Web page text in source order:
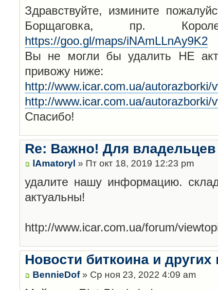
Здравствуйте, измините
Борщаговка, пр.
https://goo.gl/maps/iNAmLLnAy9K2
Вы не могли бы удалить НЕ
привожу ниже:
http://www.icar.com.ua/autorazborki/
http://www.icar.com.ua/autorazborki/
Спасибо!
Re: Важно! Для владельцев
lAmatoryl » Пт окт 18, 2019 12:23 pm
удалите нашу информацию.
актуальны!
http://www.icar.com.ua/forum/
Новости биткоина и других
BennieDof» Ср ноя 23, 2022 4:09 am